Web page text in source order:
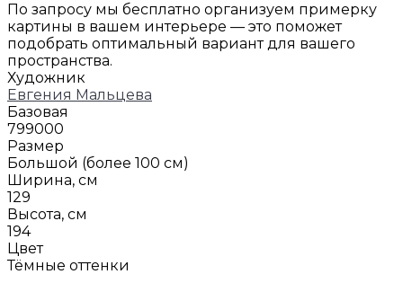
По запросу мы бесплатно организуем примерку
картины в вашем интерьере — это поможет
подобрать оптимальный вариант для вашего
пространства.
Художник
Евгения Мальцева
Базовая
799000
Размер
Большой (более 100 см)
Ширина, см
129
Высота, см
194
Цвет
Тёмные оттенки